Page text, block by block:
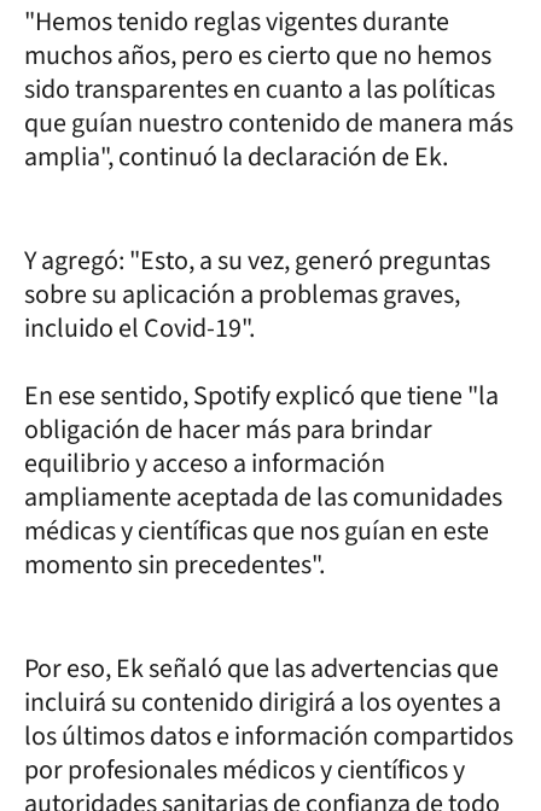
"Hemos tenido reglas vigentes durante
muchos años, pero es cierto que no hemos
sido transparentes en cuanto a las políticas
que guían nuestro contenido de manera más
amplia", continuó la declaración de Ek.
Y agregó: "Esto, a su vez, generó preguntas
sobre su aplicación a problemas graves,
incluido el Covid-19".
En ese sentido, Spotify explicó que tiene "la
obligación de hacer más para brindar
equilibrio y acceso a información
ampliamente aceptada de las comunidades
médicas y científicas que nos guían en este
momento sin precedentes".
Por eso, Ek señaló que las advertencias que
incluirá su contenido dirigirá a los oyentes a
los últimos datos e información compartidos
por profesionales médicos y científicos y